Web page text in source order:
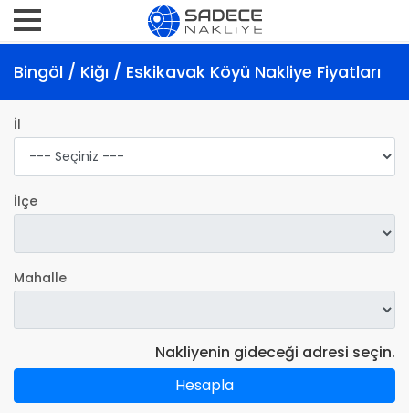
Bingöl / Kiğı / Eskikavak Köyü Nakliye Fiyatları
İl
İlçe
Mahalle
Nakliyenin gideceği adresi seçin.
Hesapla